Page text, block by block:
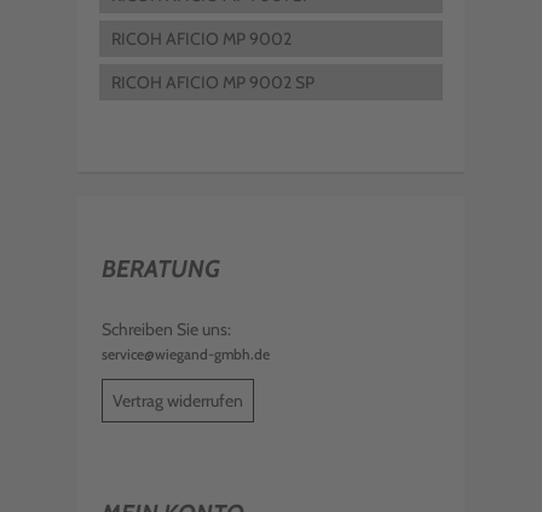
RICOH AFICIO MP 9002
RICOH AFICIO MP 9002 SP
BERATUNG
Schreiben Sie uns:
service@wiegand-gmbh.de
Vertrag widerrufen